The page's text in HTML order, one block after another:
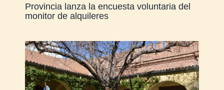
Provincia lanza la encuesta voluntaria del
monitor de alquileres